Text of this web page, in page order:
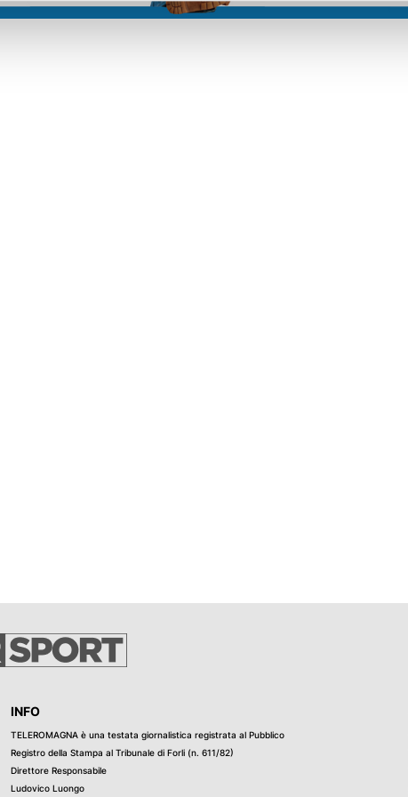
anche le
almeno due
INFO
TELEROMAGNA è una testata giornalistica registrata al Pubblico
Registro della Stampa al Tribunale di Forli (n. 611/82)
Direttore Responsabile
Ludovico Luongo